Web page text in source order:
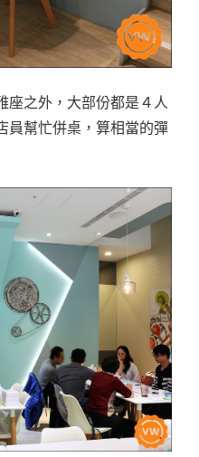
座之外，大部份都是４人
員幫忙併桌，算相當的彈